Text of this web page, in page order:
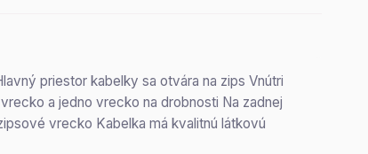
priestor kabelky sa otvára na zips Vnútri
a jedno vrecko na drobnosti Na zadnej
vrecko Kabelka má kvalitnú látkovú